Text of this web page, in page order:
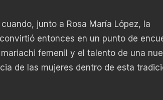
junto a Rosa María López, la
entonces en un punto de
femenil y el talento de una
de las mujeres dentro de esta